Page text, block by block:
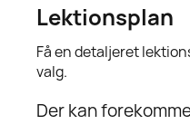
Lektionsplan
Få en detaljeret
valg.
Der kan